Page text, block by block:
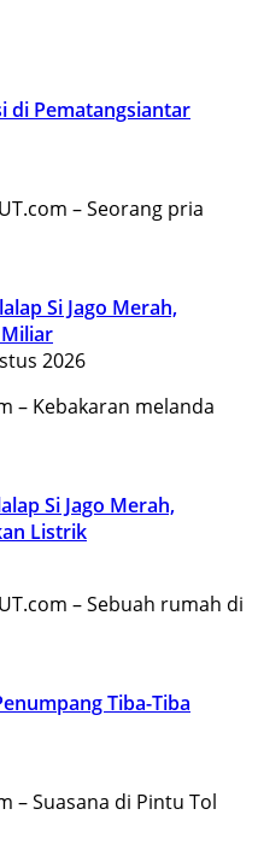
di Pematangsiantar
– Seorang pria
Si Jago Merah,
2026
– Kebakaran melanda
Si Jago Merah,
Listrik
– Sebuah rumah di
Tiba-Tiba
– Suasana di Pintu Tol